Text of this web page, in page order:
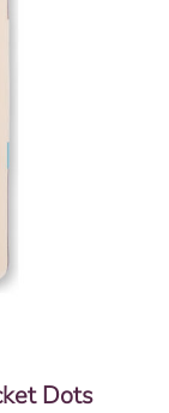
Dots